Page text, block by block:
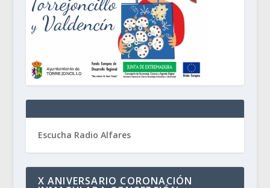
Escucha Radio Alfares
X ANIVERSARIO CORONACIÓN